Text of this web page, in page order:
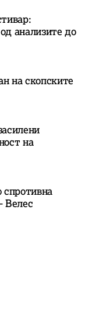
анализите до
на скопските
на
спротивна
Велес